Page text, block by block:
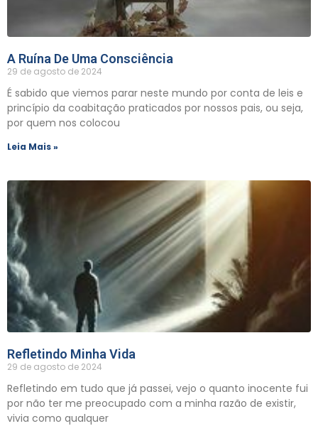
A Ruína De Uma Consciência
29 de agosto de 2024
É sabido que viemos parar neste mundo por conta de leis e
princípio da coabitação praticados por nossos pais, ou seja,
por quem nos colocou
Leia Mais »
Refletindo Minha Vida
29 de agosto de 2024
Refletindo em tudo que já passei, vejo o quanto inocente fui
por não ter me preocupado com a minha razão de existir,
vivia como qualquer